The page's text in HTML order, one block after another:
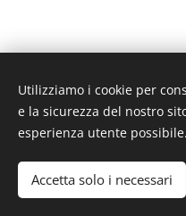
Utilizziamo i cookie per
e la sicurezza del nostro
esperienza utente possibile.
Accetta solo i necessari